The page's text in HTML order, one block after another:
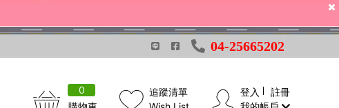
04-25665202
0
追蹤清單
登入
註冊